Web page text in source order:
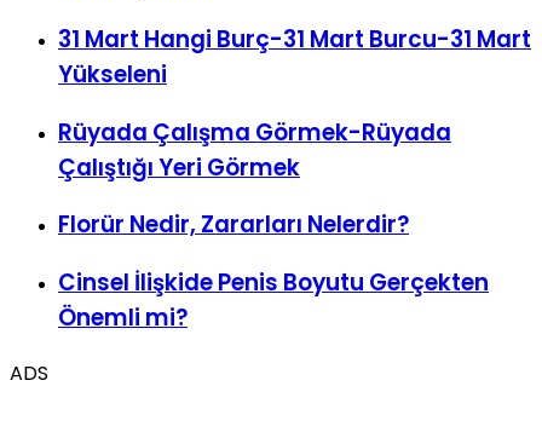
31 Mart Hangi Burç-31 Mart Burcu-31 Mart
Yükseleni
Rüyada Çalışma Görmek-Rüyada
Çalıştığı Yeri Görmek
Florür Nedir, Zararları Nelerdir?
Cinsel İlişkide Penis Boyutu Gerçekten
Önemli mi?
ADS